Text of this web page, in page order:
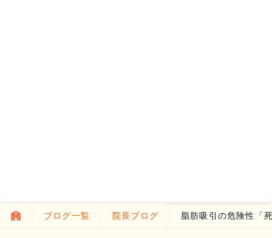
ブログ一覧 院長ブログ 脂肪吸引の危険性「